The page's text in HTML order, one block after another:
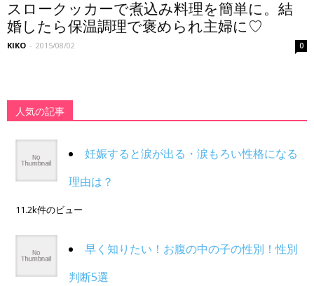
スロークッカーで煮込み料理を簡単に。結
婚したら保温調理で褒められ主婦に♡
KIKO - 2015/08/02 0
人気の記事
妊娠すると涙が出る・涙もろい性格になる
理由は？
11.2k件のビュー
早く知りたい！お腹の中の子の性別！性別
判断5選